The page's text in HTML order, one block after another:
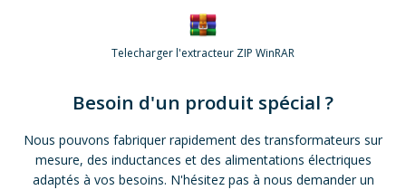
Telecharger l'extracteur ZIP WinRAR
Besoin d'un produit spécial ?
Nous pouvons fabriquer rapidement des transformateurs sur
mesure, des inductances et des alimentations électriques
adaptés à vos besoins. N'hésitez pas à nous demander un